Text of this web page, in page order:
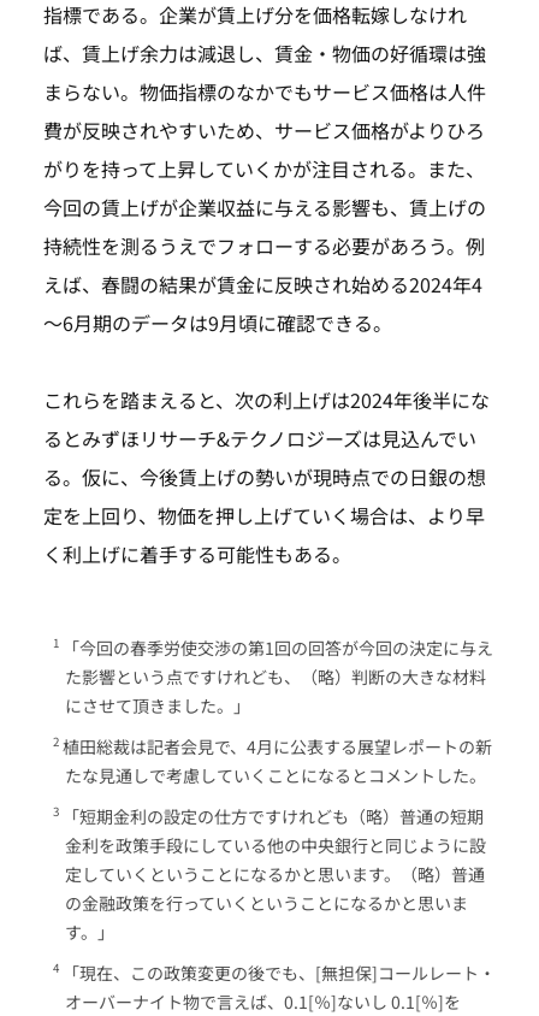
指標である。企業が賃上げ分を価格転嫁しなけれ
ば、賃上げ余力は減退し、賃金・物価の好循環は強
まらない。物価指標のなかでもサービス価格は人件
費が反映されやすいため、サービス価格がよりひろ
がりを持って上昇していくかが注目される。また、
今回の賃上げが企業収益に与える影響も、賃上げの
持続性を測るうえでフォローする必要があろう。例
えば、春闘の結果が賃金に反映され始める2024年4
～6月期のデータは9月頃に確認できる。
これらを踏まえると、次の利上げは2024年後半にな
るとみずほリサーチ&テクノロジーズは見込んでい
る。仮に、今後賃上げの勢いが現時点での日銀の想
定を上回り、物価を押し上げていく場合は、より早
く利上げに着手する可能性もある。
「今回の春季労使交渉の第1回の回答が今回の決定に与え
た影響という点ですけれども、（略）判断の大きな材料
にさせて頂きました。」
植田総裁は記者会見で、4月に公表する展望レポートの新
たな見通しで考慮していくことになるとコメントした。
「短期金利の設定の仕方ですけれども（略）普通の短期
金利を政策手段にしている他の中央銀行と同じように設
定していくということになるかと思います。（略）普通
の金融政策を行っていくということになるかと思いま
す。」
「現在、この政策変更の後でも、[無担保]コールレート・
オーバーナイト物で言えば、0.1[％]ないし 0.1[％]を